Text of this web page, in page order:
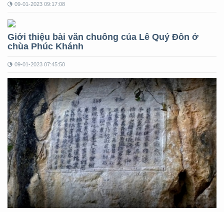
09-01-2023 09:17:08
Giới thiệu bài văn chuông của Lê Quý Đôn ở
chùa Phúc Khánh
09-01-2023 07:45:50